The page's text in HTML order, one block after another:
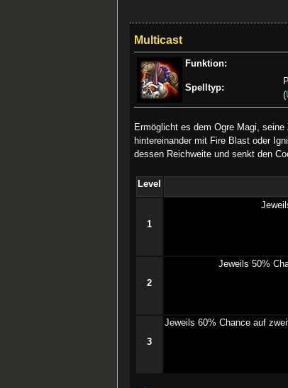
Multicast
Funktion:
Spelltyp:
(
Ermöglicht es dem Ogre Magi,
hintereinander mit Fire Blast oder
dessen Reichweite und senkt den
Level
1
2
­Jeweils 50%
3
­Jeweils 60% Chance auf